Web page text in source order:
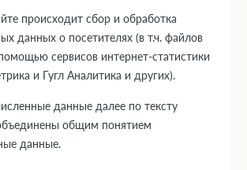
происходит сбор и обработка
данных о посетителях (в т.ч. файлов
сервисов интернет-статистики
и Гугл Аналитика и других).
данные далее по тексту
общим понятием
данные.